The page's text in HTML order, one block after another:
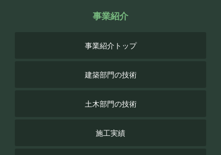
事業紹介
事業紹介トップ
建築部門の技術
土木部門の技術
施工実績